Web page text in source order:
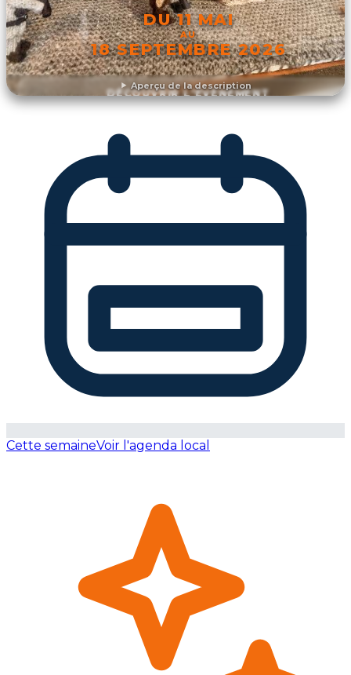
Aperçu de la description
DU 11 MAI
AU
18 SEPTEMBRE 2026
DÉCOUVRIR L'ÉVÉNEMENT
Cette semaineVoir l'agenda local